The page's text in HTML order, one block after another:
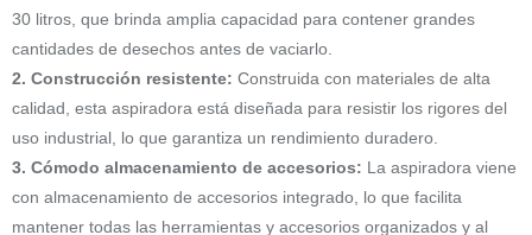
30 litros, que brinda amplia capacidad para contener grandes
cantidades de desechos antes de vaciarlo.
2. Construcción resistente: Construida con materiales de alta
calidad, esta aspiradora está diseñada para resistir los rigores del
uso industrial, lo que garantiza un rendimiento duradero.
3. Cómodo almacenamiento de accesorios: La aspiradora viene
con almacenamiento de accesorios integrado, lo que facilita
mantener todas las herramientas y accesorios organizados y al